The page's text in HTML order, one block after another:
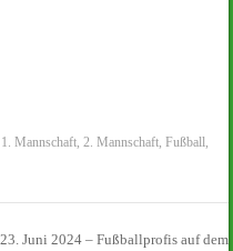
1. Mannschaft 2. Mannschaft ,Fußball
23. Juni 2024 – Fußballprofis auf dem